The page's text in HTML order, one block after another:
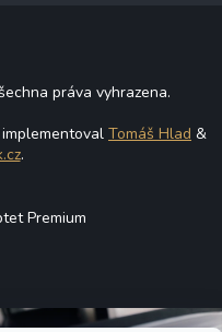
práva vyhrazena.
Tomáš Hlad &
.
Premium